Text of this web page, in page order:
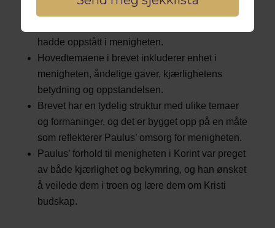
Bakgrunnen for brevet ligger i Paulus’ ønske om
hadde oppstått i menigheten.
Hovedtemaene i brevet inkluderer enhet i
menigheten, åndelige gaver, kjærlighetens
betydning og oppstandelsen.
Brevet har en tydelig struktur med ulike temaer
og formaninger, og det er bygget opp på en måte
som reflekterer Paulus’ omsorg for menigheten.
Paulus’ forhold til menigheten i Korint var preget
av både kjærlighet og bekymring, og han ønsket
å veilede dem i troen og lære dem om Kristi
budskap.